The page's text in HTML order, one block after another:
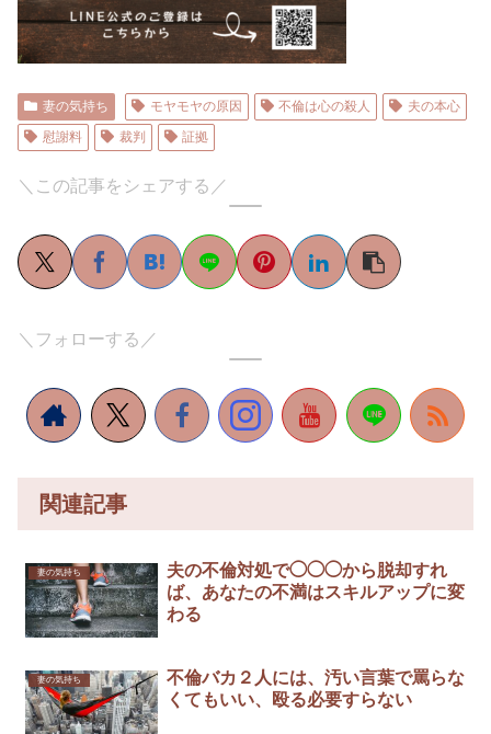
妻の気持ち モヤモヤの原因 不倫は心の殺人
夫の本心
慰謝料
裁判 証拠
＼この記事をシェアする／
＼フォローする／
関連記事
妻の気持ち
夫の不倫対処で◯◯◯から脱却すれ
ば、あなたの不満はスキルアップに変
わる
妻の気持ち
不倫バカ２人には、汚い言葉で罵らな
くてもいい、殴る必要すらない